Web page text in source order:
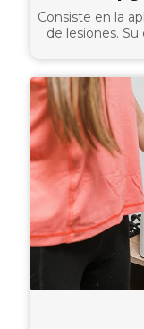
Consiste en la
de lesiones.